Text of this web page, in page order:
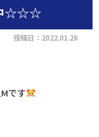
中☆☆☆
投稿日：2022.01.26
です